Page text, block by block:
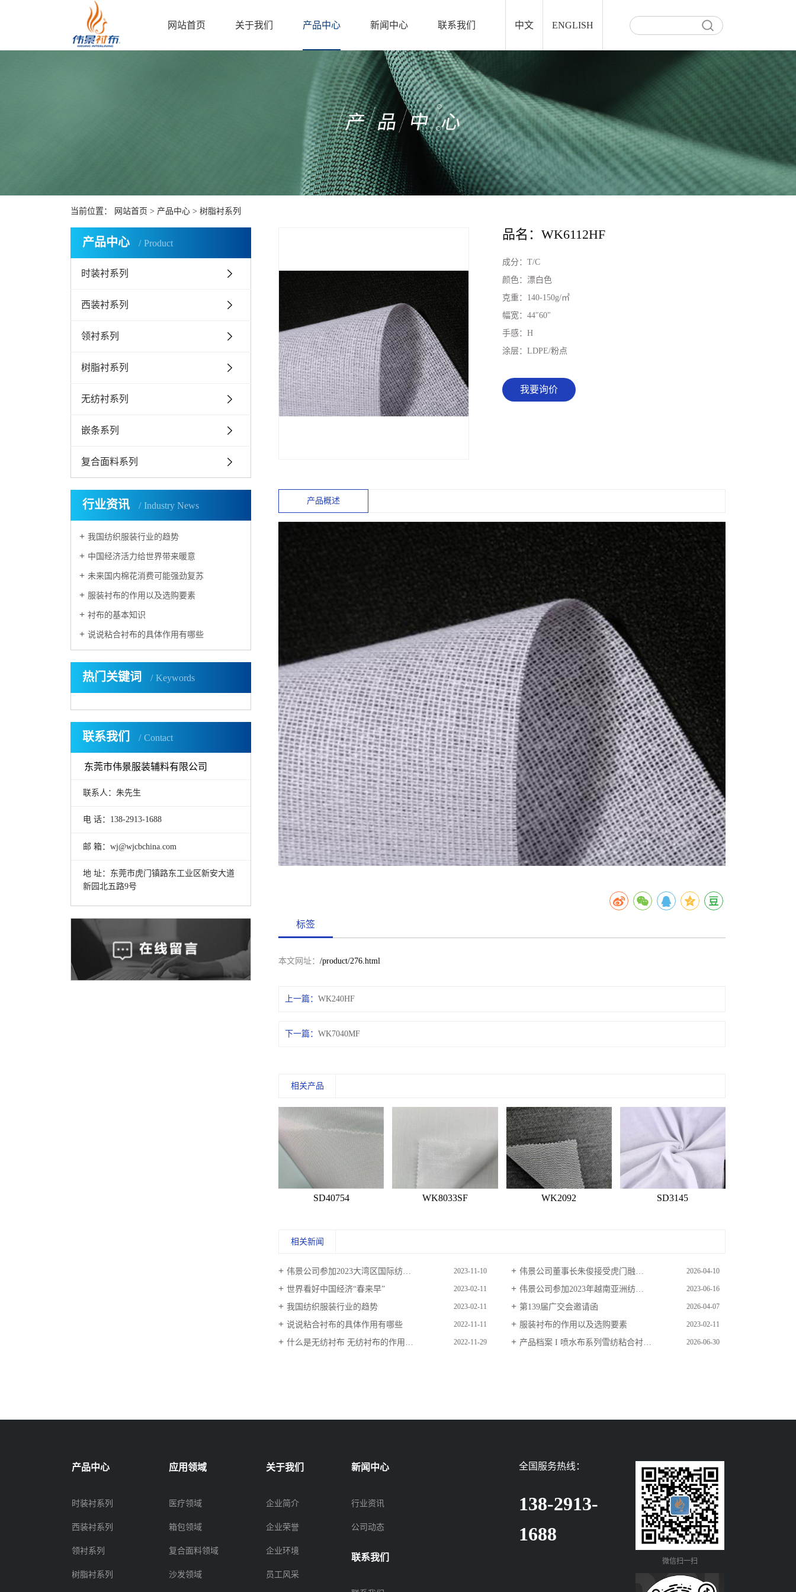
网站首页 关于我们 产品中心 新闻中心 联系我们 中文 ENGLISH
当前位置： 网站首页 > 产品中心> 树脂衬系列
产品中心 Product
时装衬系列
西装衬系列
领衬系列
树脂衬系列
无纺衬系列
嵌条系列
复合面料系列
行业资讯 Industry News
我国纺织服装行业的趋势
中国经济活力给世界带来暖意
未来国内棉花消费可能强劲复苏
服装衬布的作用以及选购要素
衬布的基本知识
说说粘合衬布的具体作用有哪些
热门关键词 Keywords
联系我们 Contact
东莞市伟景服装辅料有限公司
联系人：朱先生
电 话：138-2913-1688
邮 箱：wj@wjcbchina.com
地 址：东莞市虎门镇路东工业区新安大道
新园北五路9号
品名：WK6112HF
成分： T/C
颜色： 漂白色
克重： 140-150g/㎡
幅宽： 44″60"
手感： H
涂层： LDPE/粉点
我要询价
产品概述
标签
本文网址：/product/276.html
上一篇：WK240HF
下一篇：WK7040MF
相关产品
SD40754 WK8033SF WK2092 SD3145
相关新闻
伟景公司参加2023大湾区国际纺织面料及辅料博览会 2023-11-10 伟景公司董事长朱俊接受虎门融媒体采访 2026-04-10
世界看好中国经济“春来早” 2023-02-11 伟景公司参加2023年越南亚洲纺织成衣展 2023-06-16
我国纺织服装行业的趋势 2023-02-11 第139届广交会邀请函 2026-04-07
说说粘合衬布的具体作用有哪些 2022-11-11 服装衬布的作用以及选购要素 2023-02-11
什么是无纺衬布 无纺衬布的作用、性能 2022-11-29 产品档案 I 喷水布系列雪纺粘合衬产品展示 2026-06-30
产品中心
时装衬系列
西装衬系列
领衬系列
树脂衬系列
应用领域
医疗领域
箱包领域
复合面料领域
沙发领域
关于我们
企业简介
企业荣誉
企业环境
员工风采
新闻中心
行业资讯
公司动态
联系我们
全国服务热线：
138-2913-
1688
微信扫一扫